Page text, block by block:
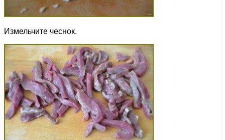
Измельчите чеснок.